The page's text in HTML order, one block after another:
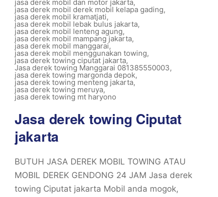
jasa derek mobil dan motor jakarta,
jasa derek mobil derek mobil kelapa gading,
jasa derek mobil kramatjati,
jasa derek mobil lebak bulus jakarta,
jasa derek mobil lenteng agung,
jasa derek mobil mampang jakarta,
jasa derek mobil manggarai,
jasa derek mobil menggunakan towing,
jasa derek towing ciputat jakarta,
Jasa derek towing Manggarai 081385550003,
jasa derek towing margonda depok,
jasa derek towing menteng jakarta,
jasa derek towing meruya,
jasa derek towing mt haryono
Jasa derek towing Ciputat
jakarta
BUTUH JASA DEREK MOBIL TOWING ATAU
MOBIL DEREK GENDONG 24 JAM Jasa derek
towing Ciputat jakarta Mobil anda mogok,